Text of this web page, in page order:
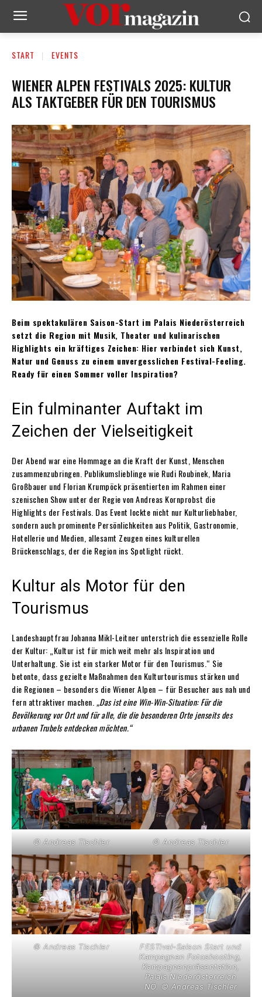
START EVENTS
WIENER ALPEN FESTIVALS 2025: KULTUR
ALS TAKTGEBER FÜR DEN TOURISMUS
Beim spektakulären Saison-Start im Palais Niederösterreich
setzt die Region mit Musik, Theater und kulinarischen
Highlights ein kräftiges Zeichen: Hier verbindet sich Kunst,
Natur und Genuss zu einem unvergesslichen Festival-Feeling.
Ready für einen Sommer voller Inspiration?
Ein fulminanter Auftakt im
Zeichen der Vielseitigkeit
Der Abend war eine Hommage an die Kraft der Kunst, Menschen
zusammenzubringen. Publikumslieblinge wie Rudi Roubinek, Maria
Großbauer und Florian Krumpöck präsentierten im Rahmen einer
szenischen Show unter der Regie von Andreas Kornprobst die
Highlights der Festivals. Das Event lockte nicht nur Kulturliebhaber,
sondern auch prominente Persönlichkeiten aus Politik, Gastronomie,
Hotellerie und Medien, allesamt Zeugen eines kulturellen
Brückenschlags, der die Region ins Spotlight rückt.
Kultur als Motor für den
Tourismus
Landeshauptfrau Johanna Mikl-Leitner unterstrich die essenzielle Rolle
der Kultur: „Kultur ist für mich weit mehr als Inspiration und
Unterhaltung. Sie ist ein starker Motor für den Tourismus.“ Sie
betonte, dass gezielte Maßnahmen den Kulturtourismus stärken und
die Regionen – besonders die Wiener Alpen – für Besucher aus nah und
fern attraktiver machen. „Das ist eine Win-Win-Situation: Für die
Bevölkerung vor Ort und für alle, die die besonderen Orte jenseits des
urbanen Trubels entdecken möchten.“
© Andreas Tischler © Andreas Tischler
© Andreas Tischler
FESTival-Saison Start und
Kampagnen Fotoshooting,
Kampagnenpräsentation,
Palais Niederösterreich
NÖ. © Andreas Tischler